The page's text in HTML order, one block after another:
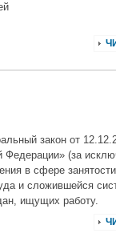
закон от
Федерации» (за
в сфере
и сложившейся
ищущих работу.